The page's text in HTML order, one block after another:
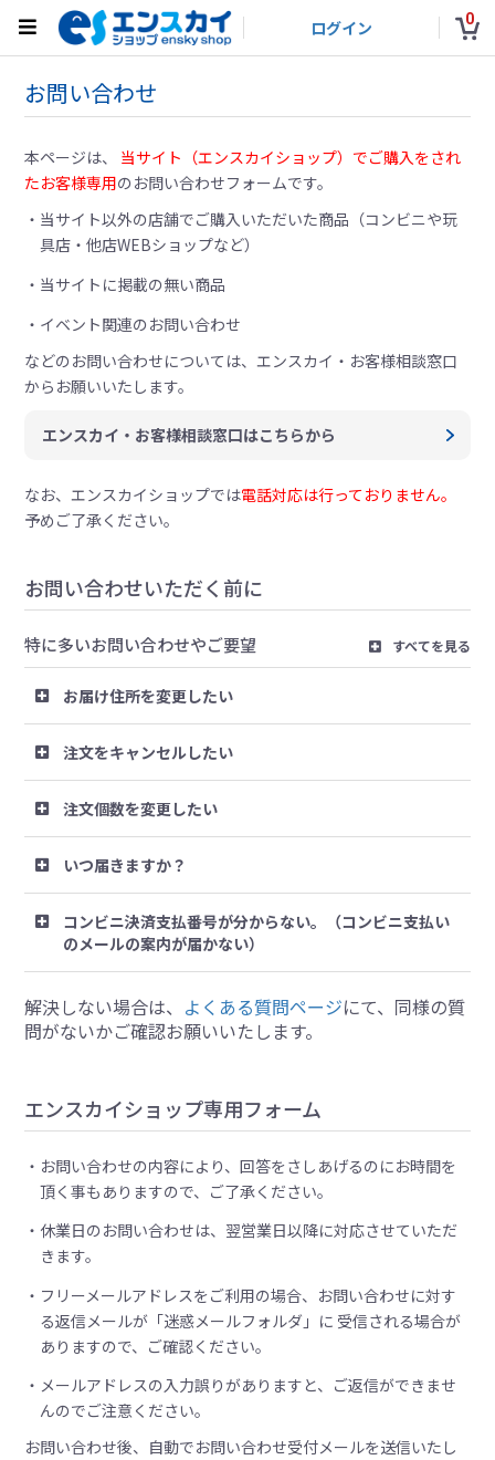
ログイン 0
お問い合わせ
本ページは、 当サイト（エンスカイショップ）でご購入をされ
たお客様専用のお問い合わせフォームです。
当サイト以外の店舗でご購入いただいた商品（コンビニや玩
具店・他店WEBショップなど）
当サイトに掲載の無い商品
イベント関連のお問い合わせ
などのお問い合わせについては、エンスカイ・お客様相談窓口
からお願いいたします。
エンスカイ・お客様相談窓口はこちらから
なお、エンスカイショップでは電話対応は行っておりません。
予めご了承ください。
お問い合わせいただく前に
特に多いお問い合わせやご要望 すべてを見る
お届け住所を変更したい
注文をキャンセルしたい
注文個数を変更したい
いつ届きますか？
コンビニ決済支払番号が分からない。（コンビニ支払い
のメールの案内が届かない）
解決しない場合は、 よくある質問ページにて、同様の質
問がないかご確認お願いいたします。
エンスカイショップ専用フォーム
お問い合わせの内容により、回答をさしあげるのにお時間を
頂く事もありますので、ご了承ください。
休業日のお問い合わせは、翌営業日以降に対応させていただ
きます。
フリーメールアドレスをご利用の場合、お問い合わせに対す
る返信メールが「迷惑メールフォルダ」に 受信される場合が
ありますので、ご確認ください。
メールアドレスの入力誤りがありますと、ご返信ができませ
んのでご注意ください。
お問い合わせ後、自動でお問い合わせ受付メールを送信いたし